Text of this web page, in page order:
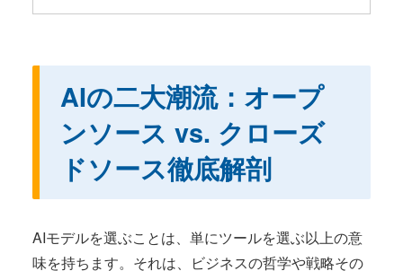
AIの二大潮流：オープ
ンソース vs. クローズ
ドソース徹底解剖
AIモデルを選ぶことは、単にツールを選ぶ以上の意
味を持ちます。それは、ビジネスの哲学や戦略その